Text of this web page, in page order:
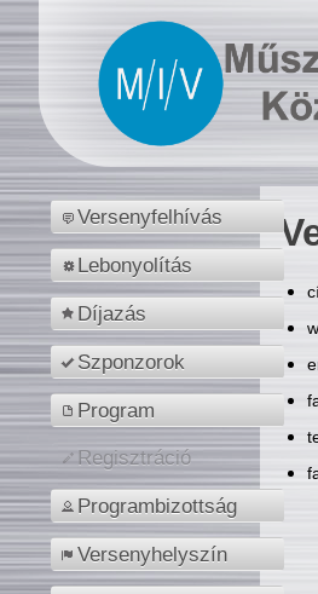
Versenyfelhívás
Lebonyolítás
Díjazás
Szponzorok
Program
Regisztráció
Programbizottság
Versenyhelyszín